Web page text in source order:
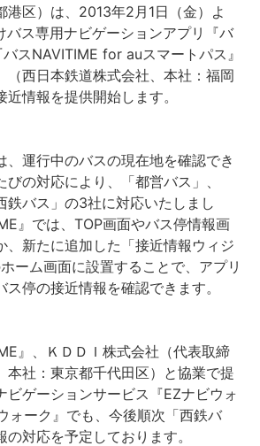
ビス
港区）は、2013年2月1日（金）よ
バス専用ナビゲーションアプリ『バ
スNAVITIME for auスマートパス』
（西日本鉄道株式会社、本社：福岡
情報を提供開始します。
運行中のバスの現在地を確認でき
びの対応により、「都営バス」、
鉄バス」の3社に対応いたしまし
』では、TOP画面やバス停情報画
、新たに追加した「接近情報ウィジ
ーム画面に設置することで、アプリ
ス停の接近情報を確認できます。
』、ＫＤＤＩ株式会社（代表取締
本社：東京都千代田区）と協業で提
ビゲーションサービス『EZナビウォ
ォーク』でも、今後順次「西鉄バ
対応を予定しております。